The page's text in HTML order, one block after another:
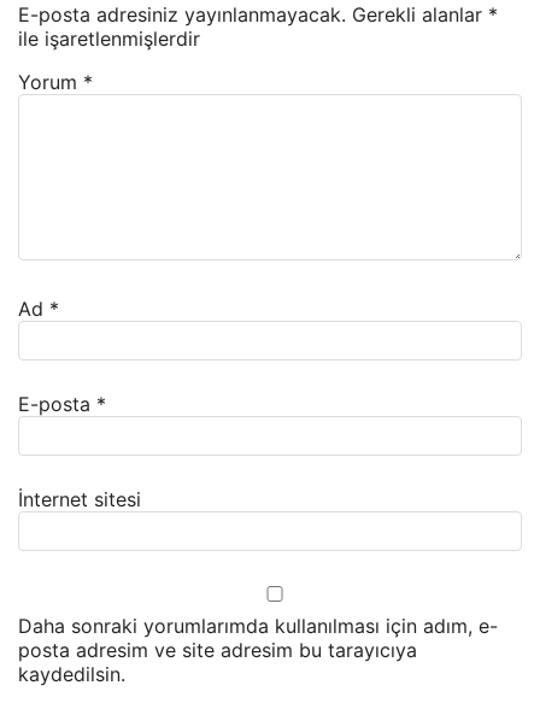
E-posta adresiniz yayınlanmayacak. Gerekli alanlar *
ile işaretlenmişlerdir
Yorum *
Ad *
E-posta *
İnternet sitesi
Daha sonraki yorumlarımda kullanılması için adım, e-
posta adresim ve site adresim bu tarayıcıya
kaydedilsin.